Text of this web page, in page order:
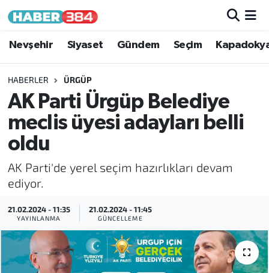
Nevşehir Siyaset Gündem Seçim
HABERLER ÜRGÜP
AK Parti Ürgüp Belediye
meclis üyesi adayları belli
oldu
AK Parti'de yerel seçim hazırlıkları devam
ediyor.
21.02.2024 - 11:35
YAYINLANMA
21.02.2024 - 11:45
GÜNCELLEME
Nöbetçi Eczaneler
Hava Durumu
Trafik Durumu
Süper Lig Puan Durumu ve Fikstür
Tüm Manşetler
Haber Arşivi